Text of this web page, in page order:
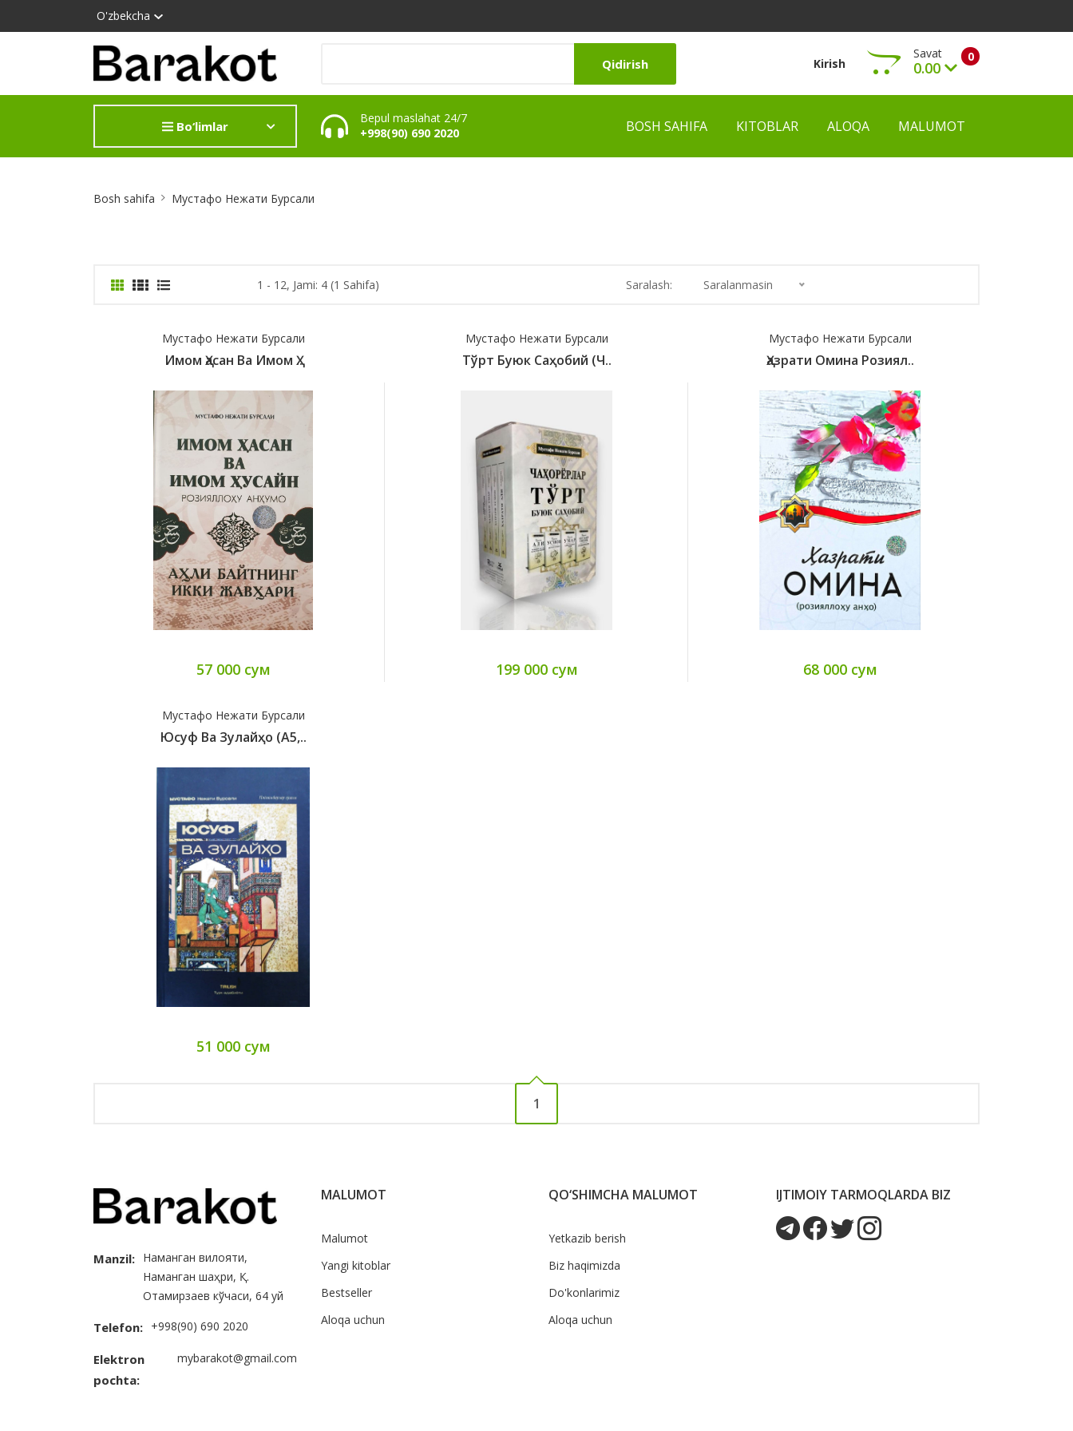
O'zbekcha
Qidirish Kirish 0
Savat
0.00
Ko‘rish
Bo‘limlar
Bepul maslahat 24/7
+998(90) 690 2020
BOSH SAHIFA KITOBLAR ALOQA MALUMOT
Bosh sahifa Мустафо Нежати Бурсали
1 - 12, Jami: 4 (1 Sahifa) Saralash: Saralanmasin
Мустафо Нежати Бурсали
Имом Ҳасан Ва Имом Ҳ..
57 000 сум
Мустафо Нежати Бурсали
Тўрт Буюк Саҳобий (Ч..
199 000 сум
Мустафо Нежати Бурсали
Ҳазрати Омина Розиял..
68 000 сум
Мустафо Нежати Бурсали
Юсуф Ва Зулайҳо (А5,..
51 000 сум
1
Manzil: Наманган вилояти,
Наманган шаҳри, Қ.
Отамирзаев кўчаси, 64 уй
Telefon: +998(90) 690 2020
Elektron
pochta:
mybarakot@gmail.com
MALUMOT
Malumot
Yangi kitoblar
Bestseller
Aloqa uchun
QO‘SHIMCHA MALUMOT
Yetkazib berish
Biz haqimizda
Do'konlarimiz
Aloqa uchun
IJTIMOIY TARMOQLARDA BIZ